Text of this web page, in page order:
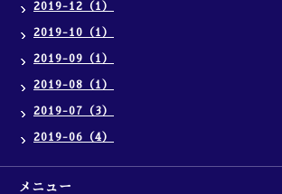
2019-12（1）
2019-10（1）
2019-09（1）
2019-08（1）
2019-07（3）
2019-06（4）
メニュー